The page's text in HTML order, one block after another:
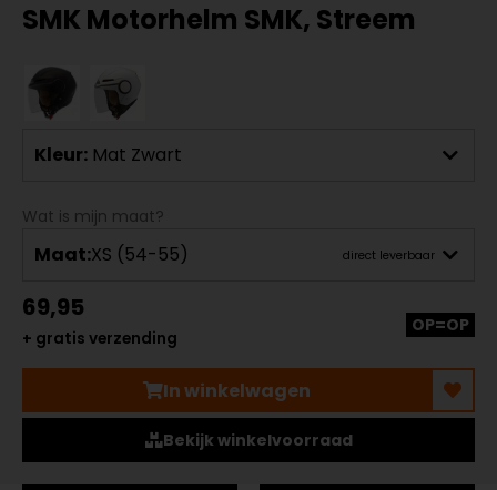
SMK Motorhelm SMK, Streem
Kleur: Mat Zwart
Wat is mijn maat?
Maat:XS (54-55) direct leverbaar
69,95
+ gratis verzending
OP=OP
In winkelwagen
Bekijk winkelvoorraad